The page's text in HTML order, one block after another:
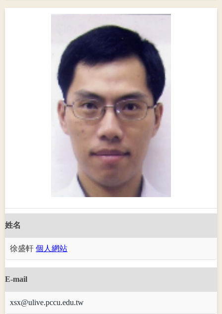
姓名
徐盛軒個人網站
E-mail
xsx@ulive.pccu.edu.tw